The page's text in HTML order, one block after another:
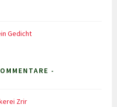
Gedicht
-
Zrir